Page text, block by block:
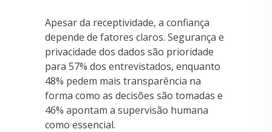
Apesar da receptividade, a confiança
depende de fatores claros. Segurança e
privacidade dos dados são prioridade
para 57% dos entrevistados, enquanto
48% pedem mais transparência na
forma como as decisões são tomadas e
46% apontam a supervisão humana
como essencial.